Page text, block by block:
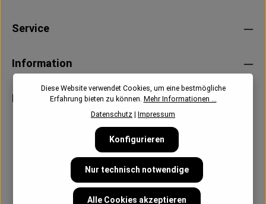
Service
Information
Newsletter
Diese Website verwendet Cookies, um eine bestmögliche
Erfahrung bieten zu können. Mehr Informationen ...
Datenschutz | Impressum
Nur technisch notwendige
Konfigurieren
Alle Cookies akzeptieren